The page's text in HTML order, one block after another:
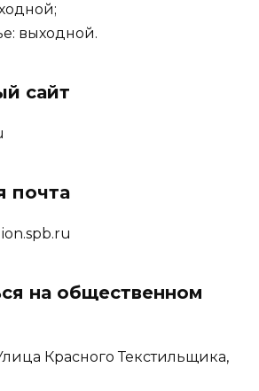
выходной.
сайт
почта
на общественном
Красного Текстильщика,